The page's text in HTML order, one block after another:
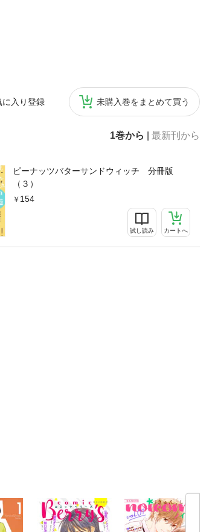
に入り登録 未購入巻をまとめて買う
1巻から 最新刊から
ピーナッツバターサンドウィッチ 分冊版
（３）
154
試し読み カートへ